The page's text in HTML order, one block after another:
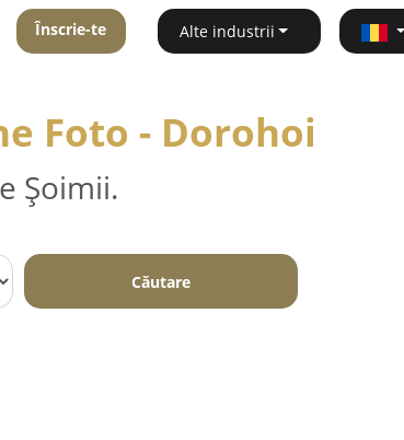
Înscrie-te Alte industrii
Foto - Dorohoi
Șoimii.
Căutare